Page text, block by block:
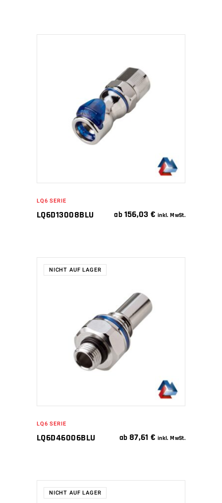
IN DEN WARENKORB
LQ6 SERIE
LQ6D13008BLU ab 156,03€ inkl. MwSt.
NICHT AUF LAGER
WEITERLESEN
LQ6 SERIE
LQ6D46006BLU ab 87,61€ inkl. MwSt.
NICHT AUF LAGER